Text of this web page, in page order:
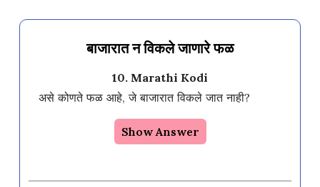
बाजारात न विकले जाणारे फळ
10. Marathi Kodi
असे कोणते फळ आहे, जे बाजारात विकले जात नाही?
Show Answer